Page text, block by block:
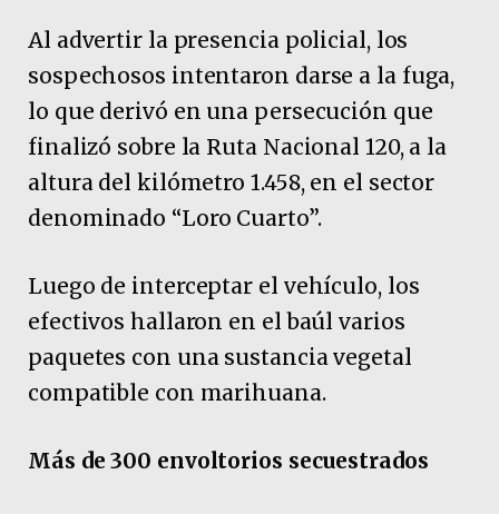
Al advertir la presencia policial, los
sospechosos intentaron darse a la fuga,
lo que derivó en una persecución que
finalizó sobre la Ruta Nacional 120, a la
altura del kilómetro 1.458, en el sector
denominado “Loro Cuarto”.
Luego de interceptar el vehículo, los
efectivos hallaron en el baúl varios
paquetes con una sustancia vegetal
compatible con marihuana.
Más de 300 envoltorios secuestrados